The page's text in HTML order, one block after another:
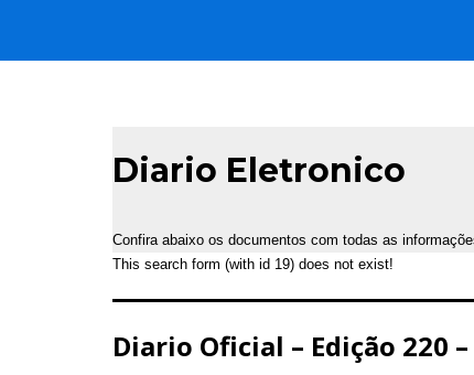
Diario Eletronico
Confira abaixo os documentos com todas as
This search form (with id 19) does not exist!
Diario Oficial – Edição 220